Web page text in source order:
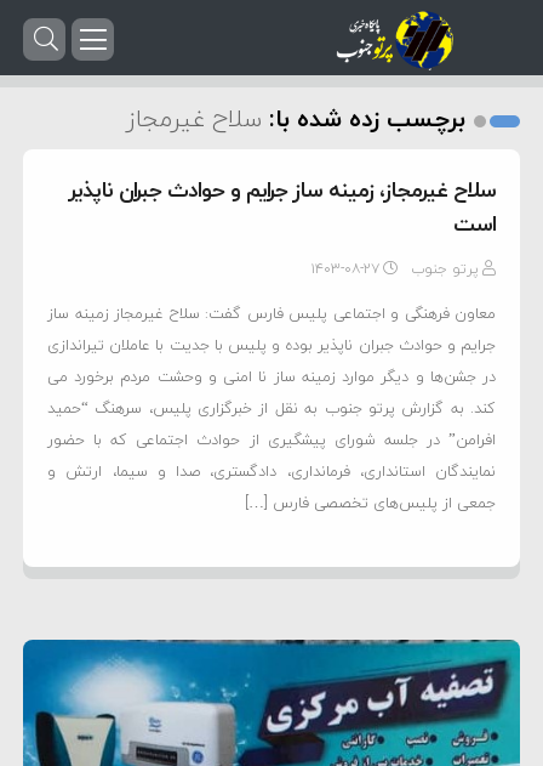
برچسب زده شده با: سلاح غیرمجاز
سلاح غیرمجاز، زمینه ساز جرایم و حوادث جبران ناپذیر
است
پرتو جنوب ۱۴۰۳-۰۸-۲۷
معاون فرهنگی و اجتماعی پلیس فارس گفت: سلاح غیرمجاز زمینه ساز
جرایم و حوادث جبران ناپذیر بوده و پلیس با جدیت با عاملان تیراندازی
در جشن‌ها و دیگر موارد زمینه ساز نا امنی و وحشت مردم برخورد می
کند. به گزارش پرتو جنوب به نقل از خبرگزاری پلیس، سرهنگ “حمید
افرامن” در جلسه شورای پیشگیری از حوادث اجتماعی که با حضور
نمایندگان استانداری، فرمانداری، دادگستری، صدا و سیما، ارتش و
جمعی از پلیس‌های تخصصی فارس […]